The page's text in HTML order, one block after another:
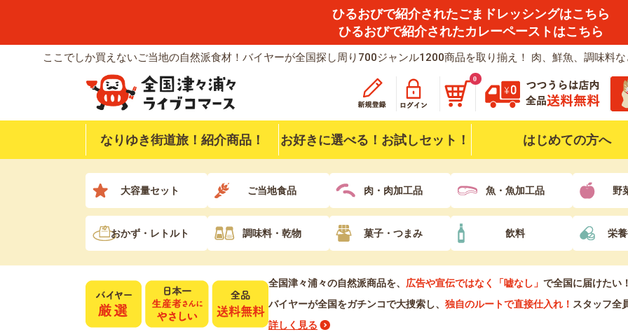
ひるおびで紹介されたごまドレッシングはこちら
ひるおびで紹介されたカレーペーストはこちら
ここでしか買えないご当地の自然派食材！バイヤーが全国探し周り700ジャンル1200商品を取り揃え！ 肉、鮮魚、調味料
0
なりゆき街道旅！紹介商品！ お好きに選べる！お試しセット！ はじめての方へ
大容量セット ご当地食品 肉・肉加工品 魚・魚加工品 野
おかず・レトルト 調味料・乾物 菓子・つまみ 飲料 栄
全国津々浦々の自然派商品を、 広告や宣伝ではなく「嘘なし」 で全国に届けたい
バイヤーが全国をガチンコで大捜索し、 独自のルートで直接仕入れ！ スタッフ全
詳しく見る